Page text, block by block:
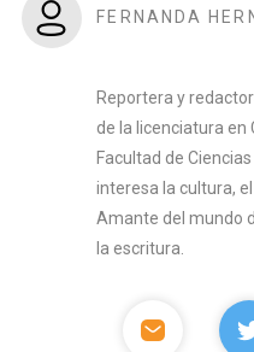
FERNANDA
Reportera y
de la licenciatura en
Facultad de
interesa la cultura,
Amante del mundo
la escritura.